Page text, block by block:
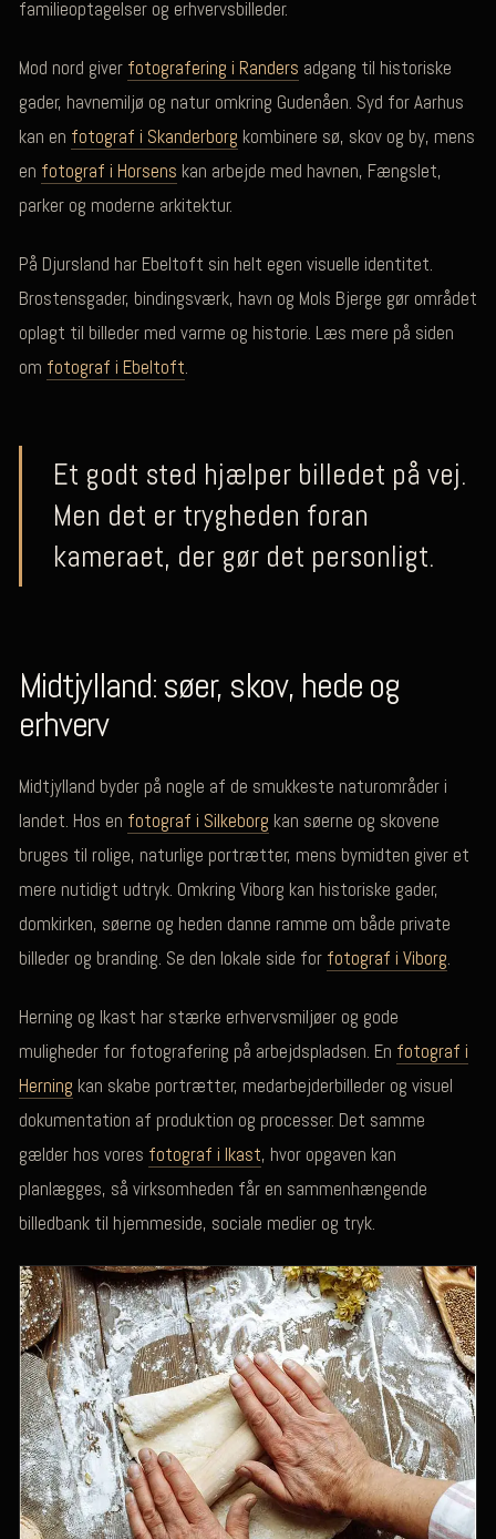
familieoptagelser og erhvervsbilleder.
Mod nord giver fotografering i Randers adgang til historiske
gader, havnemiljø og natur omkring Gudenåen. Syd for Aarhus
kan en fotograf i Skanderborg kombinere sø, skov og by, mens
en fotograf i Horsens kan arbejde med havnen, Fængslet,
parker og moderne arkitektur.
På Djursland har Ebeltoft sin helt egen visuelle identitet.
Brostensgader, bindingsværk, havn og Mols Bjerge gør området
oplagt til billeder med varme og historie. Læs mere på siden
om fotograf i Ebeltoft.
Et godt sted hjælper billedet på vej.
Men det er trygheden foran
kameraet, der gør det personligt.
Midtjylland: søer, skov, hede og
erhverv
Midtjylland byder på nogle af de smukkeste naturområder i
landet. Hos en fotograf i Silkeborg kan søerne og skovene
bruges til rolige, naturlige portrætter, mens bymidten giver et
mere nutidigt udtryk. Omkring Viborg kan historiske gader,
domkirken, søerne og heden danne ramme om både private
billeder og branding. Se den lokale side for fotograf i Viborg.
Herning og Ikast har stærke erhvervsmiljøer og gode
muligheder for fotografering på arbejdspladsen. En fotograf i
Herning kan skabe portrætter, medarbejderbilleder og visuel
dokumentation af produktion og processer. Det samme
gælder hos vores fotograf i Ikast, hvor opgaven kan
planlægges, så virksomheden får en sammenhængende
billedbank til hjemmeside, sociale medier og tryk.